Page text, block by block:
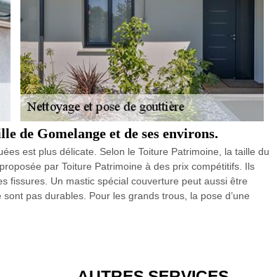
de Gomelange et de ses environs.
est plus délicate. Selon le Toiture Patrimoine, la taille du
par Toiture Patrimoine à des prix compétitifs. Ils
fissures. Un mastic spécial couverture peut aussi être
pas durables. Pour les grands trous, la pose d’une